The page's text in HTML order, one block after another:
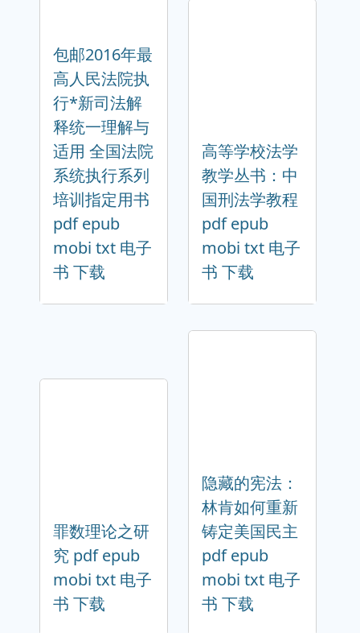
包邮2016年最
高人民法院执
行*新司法解
释统一理解与
适用 全国法院
系统执行系列
培训指定用书
pdf epub
mobi txt 电子
书 下载
高等学校法学
教学丛书：中
国刑法学教程
pdf epub
mobi txt 电子
书 下载
罪数理论之研
究 pdf epub
mobi txt 电子
书 下载
隐藏的宪法：
林肯如何重新
铸定美国民主
pdf epub
mobi txt 电子
书 下载